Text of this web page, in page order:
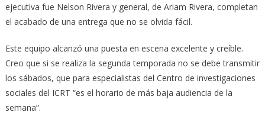
ejecutiva fue Nelson Rivera y general, de Ariam Rivera, completan
el acabado de una entrega que no se olvida fácil.
Este equipo alcanzó una puesta en escena excelente y creíble.
Creo que si se realiza la segunda temporada no se debe transmitir
los sábados, que para especialistas del Centro de investigaciones
sociales del ICRT “es el horario de más baja audiencia de la
semana”.